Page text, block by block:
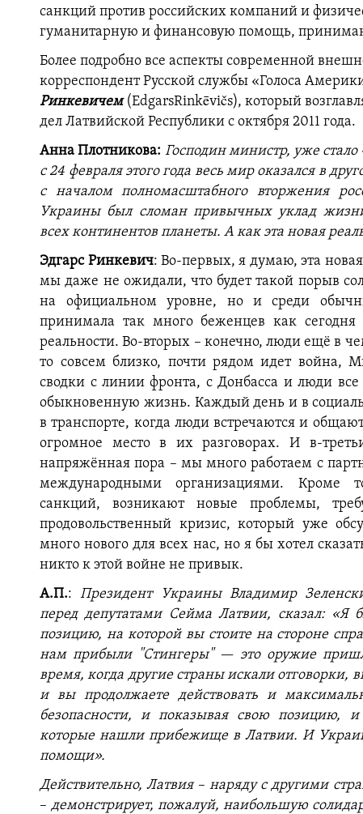
санкций против российских компаний и
гуманитарную и финансовую помощь,
Более подробно все аспекты современной
корреспондент Русской службы «Голоса
Ринкевичем(EdgarsRinkēvičs), который
дел Латвийской Республики с октября 2011 года.
Анна Плотникова: Господин министр, уже
с 24 февраля этого года весь мир оказался в
с началом полномасштабного вторжения
Украины был сломан привычных уклад
всех континентов планеты. А как эта новая
Эдгарс Ринкевич: Во-первых, я думаю, эта
мы даже не ожидали, что будет такой порыв
на официальном уровне, но и среди
принимала так много беженцев как
реальности. Во-вторых – конечно, люди ещё в
то совсем близко, почти рядом идет война,
сводки с линии фронта, с Донбасса и люди
обыкновенную жизнь. Каждый день и в
в транспорте, когда люди встречаются и
огромное место в их разговорах. И в-
напряжённая пора – мы много работаем с
международными организациями. Кроме
санкций, возникают новые проблемы,
продовольственный кризис, который уже
много нового для всех нас, но я бы хотел
никто к этой войне не привык.
А.П.:Президент Украины Владимир
перед депутатами Сейма Латвии, сказал: «Я
позицию, на которой вы стоите на стороне
нам прибыли "Стингеры" — это оружие
время, когда другие страны искали отговорки,
и вы продолжаете действовать и
безопасности, и показывая свою
которые нашли прибежище в Латвии. И
помощи».
Действительно, Латвия – наряду с другими
– демонстрирует, пожалуй, наибольшую